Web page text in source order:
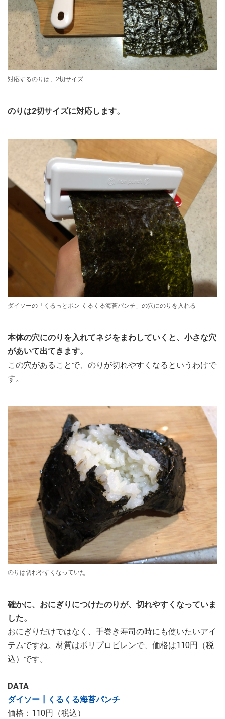
対応するのりは、2切サイズ
のりは2切サイズに対応します。
ダイソーの「くるっとポン くるくる海苔パンチ」の穴にのりを入れる
本体の穴にのりを入れてネジをまわしていくと、小さな穴
があいて出てきます。
この穴があることで、のりが切れやすくなるというわけで
す。
のりは切れやすくなっていた
確かに、おにぎりにつけたのりが、切れやすくなっていま
した。
おにぎりだけではなく、手巻き寿司の時にも使いたいアイ
テムですね。材質はポリプロピレンで、価格は110円（税
込）です。
DATA
ダイソー┃くるくる海苔パンチ
価格：110円（税込）